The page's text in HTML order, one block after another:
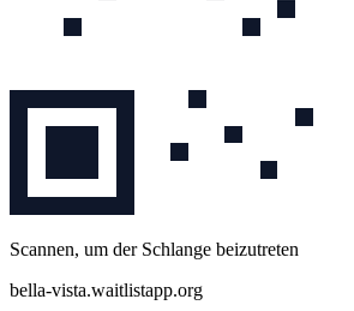
Scannen, um der Schlange beizutreten
bella-vista.waitlistapp.org